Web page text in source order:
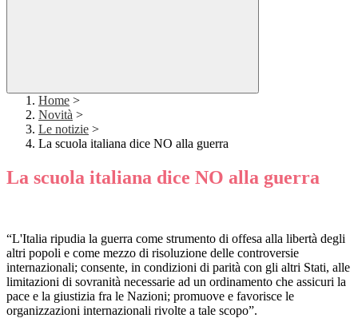
Home >
Novità >
Le notizie >
La scuola italiana dice NO alla guerra
La scuola italiana dice NO alla guerra
“L'Italia ripudia la guerra come strumento di offesa alla libertà degli
altri popoli e come mezzo di risoluzione delle controversie
internazionali; consente, in condizioni di parità con gli altri Stati, alle
limitazioni di sovranità necessarie ad un ordinamento che assicuri la
pace e la giustizia fra le Nazioni; promuove e favorisce le
organizzazioni internazionali rivolte a tale scopo”.